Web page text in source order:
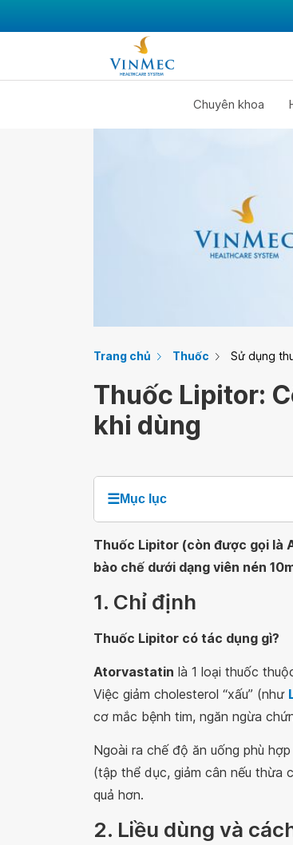
Chuyên khoa
Trang chủ Thuốc Sử dụng
Thuốc Lipitor:
khi dùng
☰Mục lục
Thuốc Lipitor (còn được gọi là
bào chế dưới dạng viên nén
1. Chỉ định
Thuốc Lipitor có tác dụng gì?
Atorvastatin là 1 loại thuốc
Việc giảm cholesterol “xấu” (như
cơ mắc bệnh tim, ngăn ngừa
Ngoài ra chế độ ăn uống phù
(tập thể dục, giảm cân nếu thừa
quả hơn.
2. Liều dùng và